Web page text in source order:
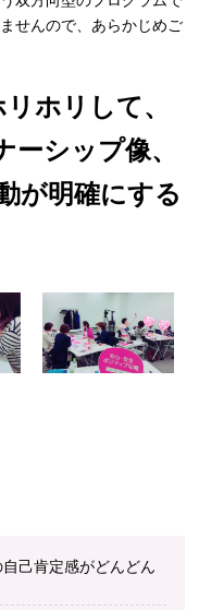
せんので、あらかじめご
ホリして、
ーシップ像、
が明確にする
己肯定感がどんどん